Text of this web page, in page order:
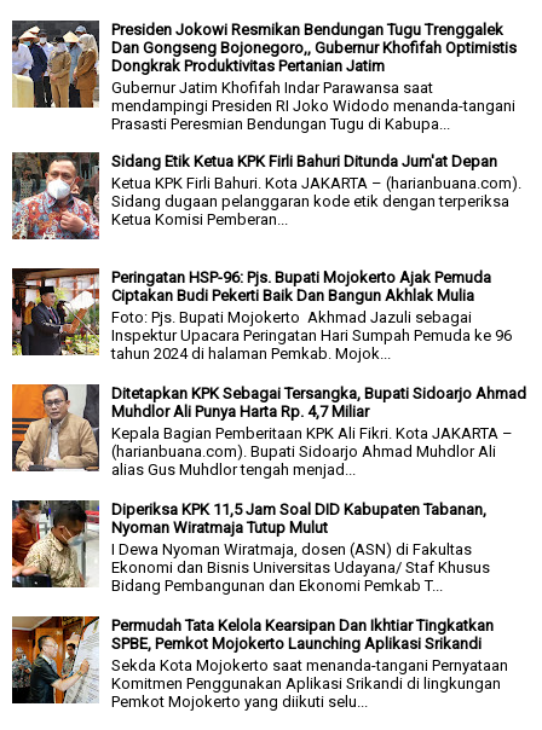
Presiden Jokowi Resmikan Bendungan Tugu Trenggalek
Dan Gongseng Bojonegoro,, Gubernur Khofifah Optimistis
Dongkrak Produktivitas Pertanian Jatim
Gubernur Jatim Khofifah Indar Parawansa saat
mendampingi Presiden RI Joko Widodo menanda-tangani
Prasasti Peresmian Bendungan Tugu di Kabupa...
Sidang Etik Ketua KPK Firli Bahuri Ditunda Jum'at Depan
Ketua KPK Firli Bahuri. Kota JAKARTA – (harianbuana.com).
Sidang dugaan pelanggaran kode etik dengan terperiksa
Ketua Komisi Pemberan...
Peringatan HSP-96: Pjs. Bupati Mojokerto Ajak Pemuda
Ciptakan Budi Pekerti Baik Dan Bangun Akhlak Mulia
Foto: Pjs. Bupati Mojokerto Akhmad Jazuli sebagai
Inspektur Upacara Peringatan Hari Sumpah Pemuda ke 96
tahun 2024 di halaman Pemkab. Mojok...
Ditetapkan KPK Sebagai Tersangka, Bupati Sidoarjo Ahmad
Muhdlor Ali Punya Harta Rp. 4,7 Miliar
Kepala Bagian Pemberitaan KPK Ali Fikri. Kota JAKARTA –
(harianbuana.com). Bupati Sidoarjo Ahmad Muhdlor Ali
alias Gus Muhdlor tengah menjad...
Diperiksa KPK 11,5 Jam Soal DID Kabupaten Tabanan,
Nyoman Wiratmaja Tutup Mulut
I Dewa Nyoman Wiratmaja, dosen (ASN) di Fakultas
Ekonomi dan Bisnis Universitas Udayana/ Staf Khusus
Bidang Pembangunan dan Ekonomi Pemkab T...
Permudah Tata Kelola Kearsipan Dan Ikhtiar Tingkatkan
SPBE, Pemkot Mojokerto Launching Aplikasi Srikandi
Sekda Kota Mojokerto saat menanda-tangani Pernyataan
Komitmen Penggunakan Aplikasi Srikandi di lingkungan
Pemkot Mojokerto yang diikuti selu...